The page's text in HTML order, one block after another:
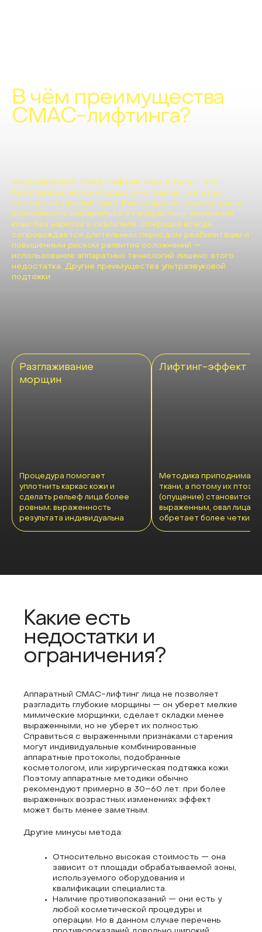
В чём преимущества
СМАС-лифтинга?
Ультразвуковой SMAS-лифтинг лица и тела — это
безоперационная методика омоложения, и в этом
состоит ее главный плюс. Благодаря ей люди получили
возможность избавляться от возрастных изменений
кожи без наркоза и скальпеля. Операция всегда
сопровождается длительным периодом реабилитации и
повышенным риском развития осложнений —
использование аппаратных технологий лишено этого
недостатка. Другие преимущества ультразвуковой
подтяжки:
Разглаживание
морщин
Процедура помогает
уплотнить каркас кожи и
сделать рельеф лица более
ровным; выраженность
результата индивидуальна
Лифтинг-эффект
Методика приподнимает
ткани, а потому их птоз
(опущение) становится
выраженным, овал лица
обретает более четкие
Какие есть
недостатки и
ограничения?
Аппаратный СМАС-лифтинг лица не позволяет
разгладить глубокие морщины — он уберет мелкие
мимические морщинки, сделает складки менее
выраженными, но не уберет их полностью.
Справиться с выраженными признаками старения
могут индивидуальные комбинированные
аппаратные протоколы, подобранные
косметологом, или хирургическая подтяжка кожи.
Поэтому аппаратные методики обычно
рекомендуют примерно в 30–60 лет: при более
выраженных возрастных изменениях эффект
может быть менее заметным.
Другие минусы метода:
Относительно высокая стоимость — она
зависит от площади обрабатываемой зоны,
используемого оборудования и
квалификации специалиста.
Наличие противопоказаний — они есть у
любой косметической процедуры и
операции. Но в данном случае перечень